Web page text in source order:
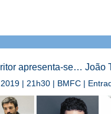
apresenta-se… João
| 21h30 | BMFC |